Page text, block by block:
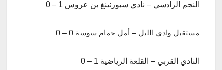
النجم الرادسي – نادي سبورتينغ بن عروس 1 – 0
مستقبل وادي الليل – أمل حمام سوسة 0 – 0
النادي القربي – القلعة الرياضية 1 – 0